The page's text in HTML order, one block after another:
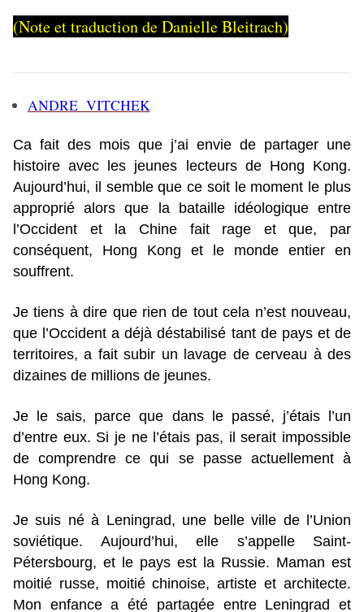
(Note et traduction de Danielle Bleitrach)
ANDRE VITCHEK
Ca fait des mois que j’ai envie de partager une
histoire avec les jeunes lecteurs de Hong Kong.
Aujourd’hui, il semble que ce soit le moment le plus
approprié alors que la bataille idéologique entre
l’Occident et la Chine fait rage et que, par
conséquent, Hong Kong et le monde entier en
souffrent.
Je tiens à dire que rien de tout cela n’est nouveau,
que l’Occident a déjà déstabilisé tant de pays et de
territoires, a fait subir un lavage de cerveau à des
dizaines de millions de jeunes.
Je le sais, parce que dans le passé, j’étais l’un
d’entre eux. Si je ne l’étais pas, il serait impossible
de comprendre ce qui se passe actuellement à
Hong Kong.
Je suis né à Leningrad, une belle ville de l’Union
soviétique. Aujourd’hui, elle s’appelle Saint-
Pétersbourg, et le pays est la Russie. Maman est
moitié russe, moitié chinoise, artiste et architecte.
Mon enfance a été partagée entre Leningrad et